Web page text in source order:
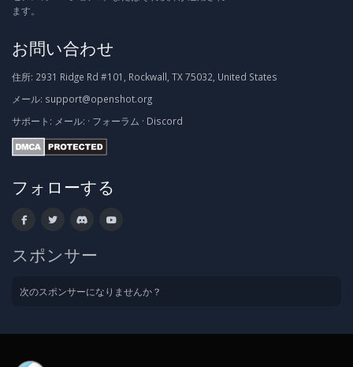
ます。
お問い合わせ
住所: 2931 Ridge Rd #101, Rockwall, TX 75032, United States
メール: support@openshot.org
サポート: メール: · フォーラム · Discord
フォローする
スポンサー
次のスポンサーになりませんか？